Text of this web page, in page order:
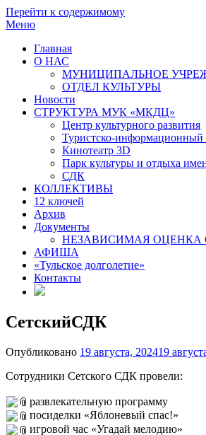
Перейти к содержимому
Меню
Главная
О НАС
МУНИЦИПАЛЬНОЕ
ОТДЕЛ КУЛЬТУРЫ
Новости
СТРУКТУРА МУК «МКДЦ»
Центр культурного развития
Туристско-информационный
Кинотеатр 3D
Парк культуры и отдыха
СДК
КОЛЛЕКТИВЫ
12 ключей
Архив
Документы
НЕЗАВИСИМАЯ ОЦЕНКА
АФИША
«Тульское долголетие»
Контакты
СетскийСДК
Опубликовано 19 августа, 202419
Сотрудники Сетского СДК провели:
развлекательную программу
посиделки «Яблоневый спас!»
игровой час «Угадай мелодию»